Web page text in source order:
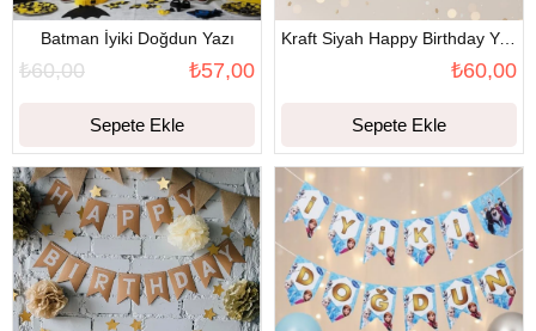
Batman İyiki Doğdun Yazı
₺57,00
₺60,00
Sepete Ekle
Kraft Siyah Happy Birthday Yazı Banner
₺60,00
Sepete Ekle